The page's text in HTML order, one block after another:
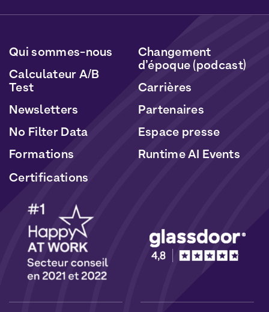
données seront traitées conformément à notre
et deCookies
Qui sommes-nous
Calculateur A/B
Test
Newsletters
No Filter Data
Formations
Changement
d’époque (podcast)
Carrières
Partenaires
Espace presse
Runtime AI Events
Certifications